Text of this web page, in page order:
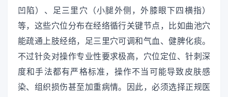
凹陷）、足三里穴（小腿外侧，外膝眼下四横指）
等，这些穴位分布在经络循行关键节点，比如曲池穴
能疏通上肢经络，足三里穴可调和气血、健脾化痰。
不过针灸对操作专业性要求极高，穴位定位、针刺深
度和手法都有严格标准，操作不当可能导致皮肤感
染、组织损伤甚至加重病情。因此，必须选择正规医